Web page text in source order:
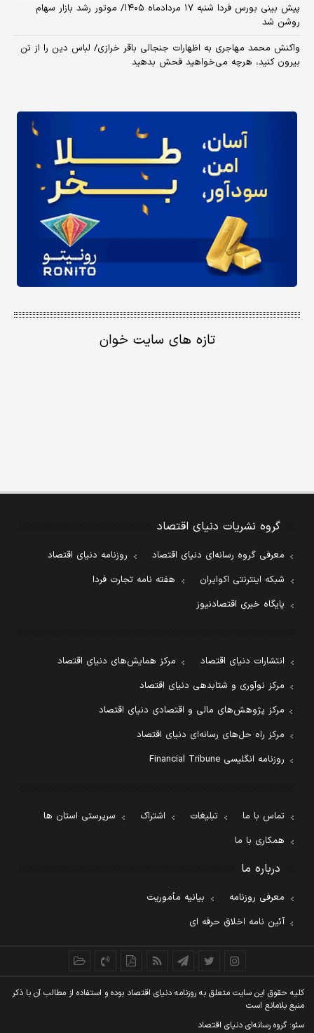
پیش بینی بورس فردا شنبه ۱۷ مردادماه ۱۴۰۵/ موتور رشد بازار سهام
روشن شد
واکنش محمد مهاجری به اظهارات جنجالی باقر خرازی/ لباس دین را از تن
بیرون کنید، هرچه می‌خواهید فحش بدهید
تازه های سایت خوان
گروه نشریات دنیای اقتصاد
معرفی گروه رسانه‌ای دنیای اقتصاد
روزنامه دنیای اقتصاد
شبکه اینترنتی اکوایران
هفته نامه تجارت فردا
پایگاه خبری اقتصادنیوز
انتشارات دنیای اقتصاد
مرکز همایش‌های دنیای اقتصاد
مرکز نوآوری و شتابدهی دنیای اقتصاد
مرکز پژوهش‌های مالی و اقتصادی دنیای اقتصاد
مرکز راه حل‌های رسانه‌ای دنیای اقتصاد
روزنامه انگلیسی Financial Tribune
تماس با ما تبلیغات اشتراک
سرپرستی استان ها
همکاری با ما
درباره ما
معرفی روزنامه
بیانیه مأموریت
آئین نامه اخلاق حرفه ای
کليه حقوق اين سايت متعلق به روزنامه دنيای اقتصاد بوده و استفاده از مطالب آن با ذکر
منبع بلامانع است
سئو: گروه رسانه‌ای دنیای اقتصاد